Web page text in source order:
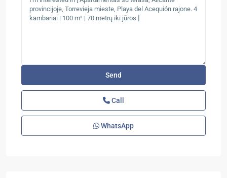
Call
WhatsApp